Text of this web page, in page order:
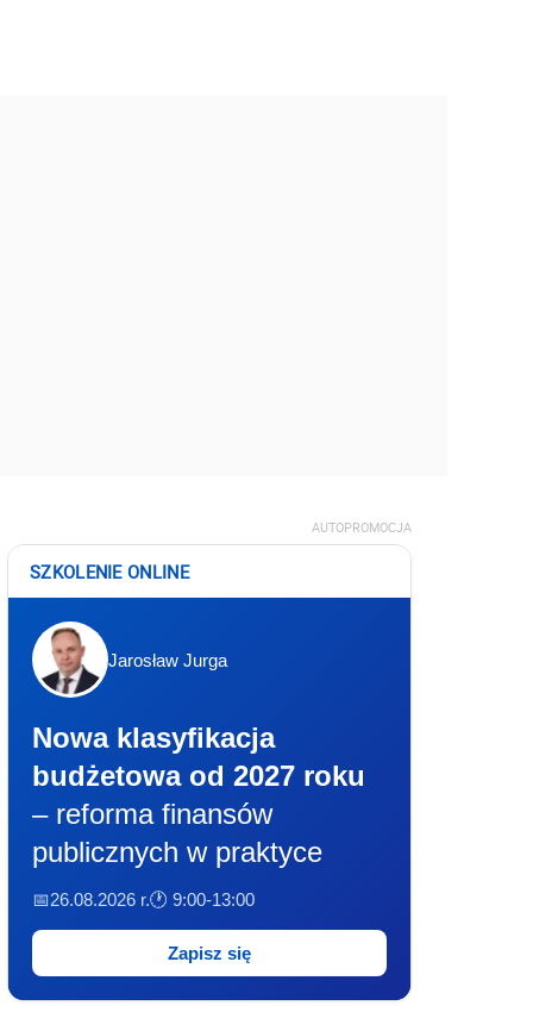
AUTOPROMOCJA
SZKOLENIE ONLINE
Jarosław Jurga
Nowa klasyfikacja
budżetowa od 2027 roku
– reforma finansów
publicznych w praktyce
📅26.08.2026 r.🕐 9:00-13:00
Zapisz się